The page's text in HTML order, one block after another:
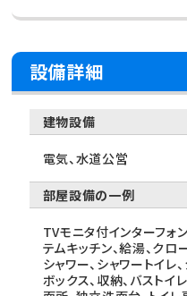
設備詳細
建物設備
電気、水道公営
部屋設備の一例
TVモニタ付インターフォ
テムキッチン、給湯、クロ
シャワー、シャワートイレ
ボックス、収納、バスト